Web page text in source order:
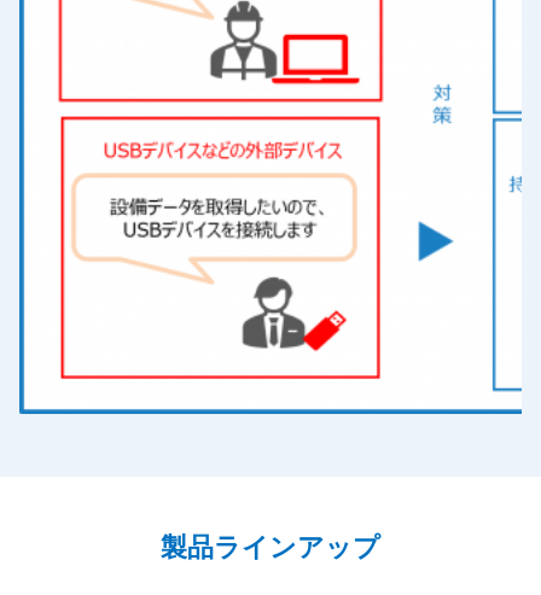
製品ラインアップ